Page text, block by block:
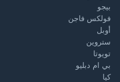
بيجو
فولكس فاجن
أوبل
ستروين
تويوتا
بي ام دبليو
كيا